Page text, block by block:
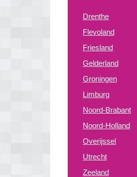
Drenthe
Flevoland
Friesland
Gelderland
Groningen
Limburg
Noord-Brabant
Noord-Holland
Overijssel
Utrecht
Zeeland